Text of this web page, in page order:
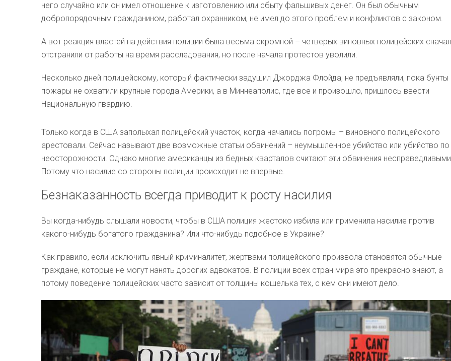
него случайно или он имел отношение к изготовлению или сбыту фальшивых денег. Он был обычным
добропорядочным гражданином, работал охранником, не имел до этого проблем и конфликтов с законом.
А вот реакция властей на действия полиции была весьма скромной – четверых виновных полицейских
отстранили от работы на время расследования, но после начала протестов уволили.
Несколько дней полицейскому, который фактически задушил Джорджа Флойда, не предъявляли, пока бунты
пожары не охватили крупные города Америки, а в Миннеаполис, где все и произошло, пришлось ввести
Национальную гвардию.
Только когда в США заполыхал полицейский участок, когда начались погромы – виновного полицейского
арестовали. Сейчас называют две возможные статьи обвинений – неумышленное убийство или убийство по
неосторожности. Однако многие американцы из бедных кварталов считают эти обвинения
Потому что насилие со стороны полиции происходит не впервые.
Безнаказанность всегда приводит к росту насилия
Вы когда-нибудь слышали новости, чтобы в США полиция жестоко избила или применила насилие против
какого-нибудь богатого гражданина? Или что-нибудь подобное в Украине?
Как правило, если исключить явный криминалитет, жертвами полицейского произвола становятся обычные
граждане, которые не могут нанять дорогих адвокатов. В полиции всех стран мира это прекрасно знают, а
потому поведение полицейских часто зависит от толщины кошелька тех, с кем они имеют дело.